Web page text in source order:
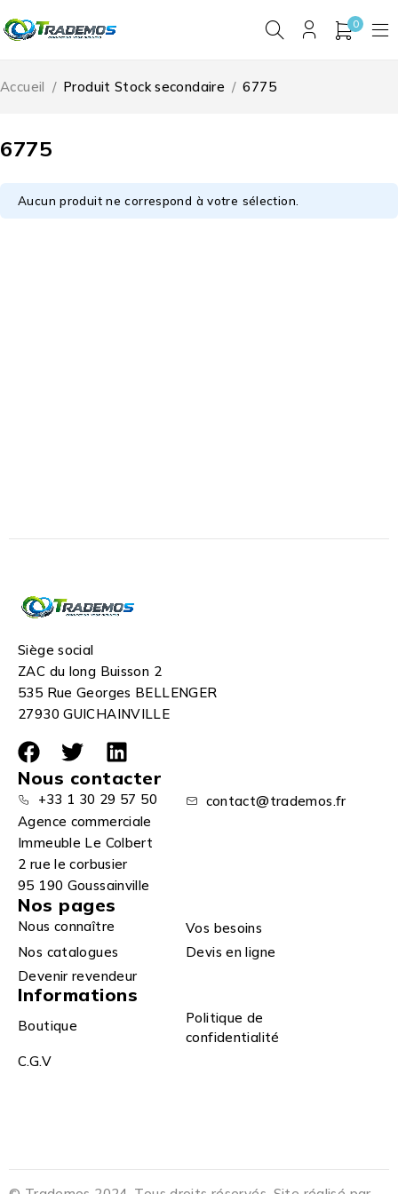
0
6775
Accueil / Produit Stock secondaire / 6775
Aucun produit ne correspond à votre sélection.
Siège social
ZAC du long Buisson 2
535 Rue Georges BELLENGER
27930 GUICHAINVILLE
Nous contacter
+33 1 30 29 57 50
contact@trademos.fr
Agence commerciale
Immeuble Le Colbert
2 rue le corbusier
95 190 Goussainville
Nos pages
Nous connaître
Vos besoins
Nos catalogues
Devis en ligne
Devenir revendeur
Informations
Boutique
Politique de
confidentialité
C.G.V